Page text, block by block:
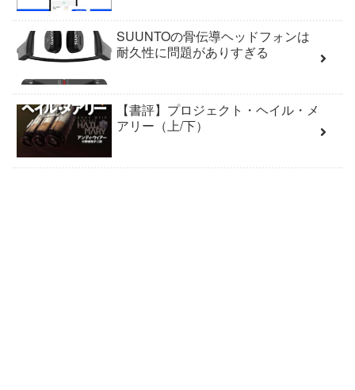
SUUNTOの骨伝導ヘッドフォンは
耐久性に問題がありすぎる
【書評】プロジェクト・ヘイル・メ
アリー（上/下）